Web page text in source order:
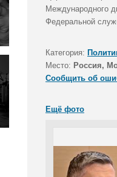
Международного
Федеральной
Категория:
Место: Россия,
Сообщить об
Ещё фото